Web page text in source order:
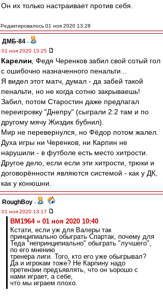
Он их только настраивает против себя.
Редактировалось 01 ноя 2020 13:28
ДМБ-84 -
01 ноя 2020 13:25
Карелин , Федя Черенков забил свой сотый гол
с ошибочно назначенного пенальти...
Я видел этот матч, думал - да забей такой
пенальти, но не когда сотню закрываешь!
Забил, потом Старостин даже предлагал
переигровку "Днепру" (сыграли 2:2 там и по
другому мячу Жиздик бубнил).
Мир не перевернулся, но Фёдор потом жалел.
Духа игры ни Черенков, ни Карпин не
нарушили - в футболе есть место хитрости.
Другое дело, если если эти хитрости, трюки и
договорённости являются системой - как у ДК,
как у конюшни.
RoughBoy -
01 ноя 2020 13:17
BM1964 » 01 ноя 2020 10:40
Кстати, если уж для Валеры так
принципиально обыграть Спартак, почему для
Теда "непринципиально" обыграть "лучшего",
по его мнению
тренера лиги. Того, кто его уже обыгрывал?
Да и игрокам тоже? Не Карпину надо
претензии предъявлять, что он ъорошо с
нами играет, а себе,
что мы играем плохо.